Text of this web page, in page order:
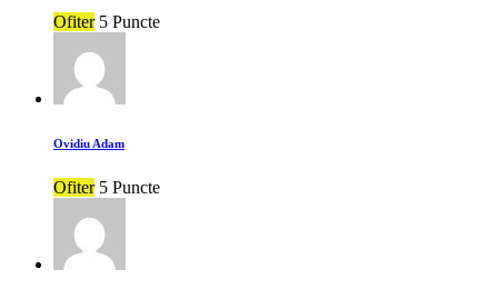
Ofiter 5 Puncte
Ovidiu Adam
Ofiter 5 Puncte